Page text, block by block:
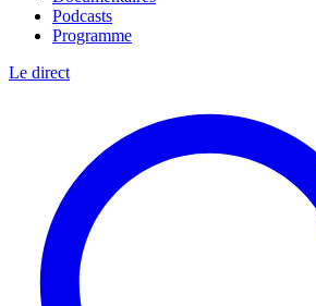
Podcasts
Programme
Le direct